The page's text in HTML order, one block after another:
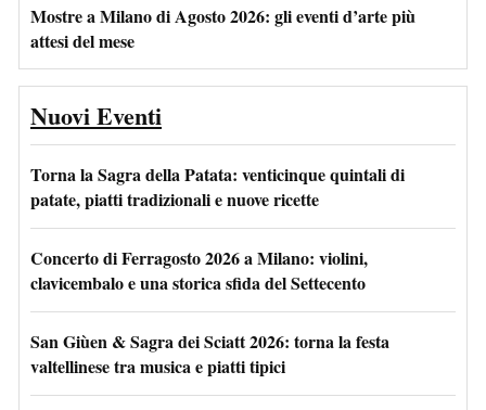
Mostre a Milano di Agosto 2026: gli eventi d’arte più
attesi del mese
Nuovi Eventi
Torna la Sagra della Patata: venticinque quintali di
patate, piatti tradizionali e nuove ricette
Concerto di Ferragosto 2026 a Milano: violini,
clavicembalo e una storica sfida del Settecento
San Giùen & Sagra dei Sciatt 2026: torna la festa
valtellinese tra musica e piatti tipici